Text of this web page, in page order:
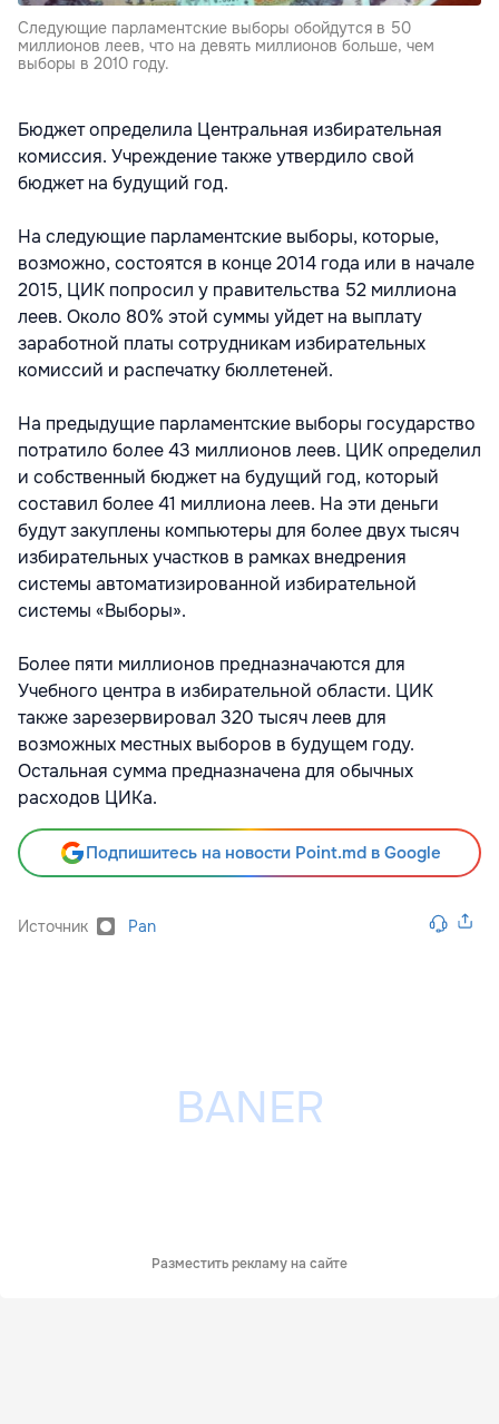
Следующие парламентские выборы обойдутся в 50
миллионов леев, что на девять миллионов больше, чем
выборы в 2010 году.
Бюджет определила Центральная избирательная
комиссия. Учреждение также утвердило свой
бюджет на будущий год.
На следующие парламентские выборы, которые,
возможно, состоятся в конце 2014 года или в начале
2015, ЦИК попросил у правительства 52 миллиона
леев. Около 80% этой суммы уйдет на выплату
заработной платы сотрудникам избирательных
комиссий и распечатку бюллетеней.
На предыдущие парламентские выборы государство
потратило более 43 миллионов леев. ЦИК определил
и собственный бюджет на будущий год, который
составил более 41 миллиона леев. На эти деньги
будут закуплены компьютеры для более двух тысяч
избирательных участков в рамках внедрения
системы автоматизированной избирательной
системы «Выборы».
Более пяти миллионов предназначаются для
Учебного центра в избирательной области. ЦИК
также зарезервировал 320 тысяч леев для
возможных местных выборов в будущем году.
Остальная сумма предназначена для обычных
расходов ЦИКа.
Подпишитесь на новости Point.md в Google
Источник Pan
Разместить рекламу на сайте